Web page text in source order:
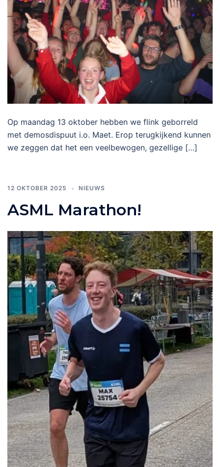
Op maandag 13 oktober hebben we flink geborreld
met demosdispuut i.o. Maet. Erop terugkijkend kunnen
we zeggen dat het een veelbewogen, gezellige […]
12 OKTOBER 2025 NIEUWS
ASML Marathon!